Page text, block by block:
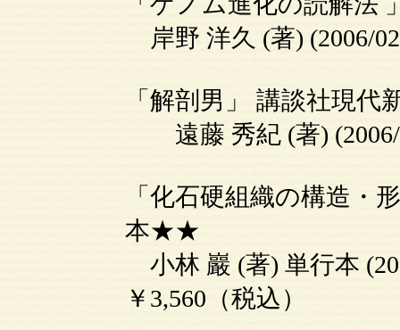
岸野 洋久 (著) (2006/
「解剖男」 講談社現代
遠藤 秀紀 (著) (2006/
「化石硬組織の構造
本★★
小林 巖 (著) 単行本
￥3,560（税込）